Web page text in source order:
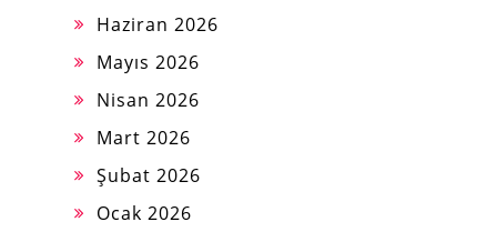
Haziran 2026
Mayıs 2026
Nisan 2026
Mart 2026
Şubat 2026
Ocak 2026